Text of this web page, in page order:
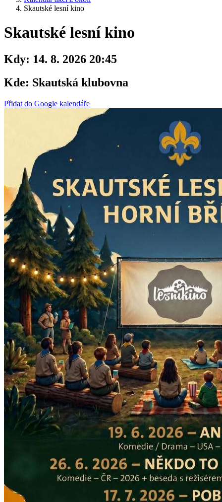
Skautské lesní kino
Skautské lesní kino
Kdy: 14. 8. 2026 20:45
Kde: Skautská klubovna
Přidat do Google kalendáře